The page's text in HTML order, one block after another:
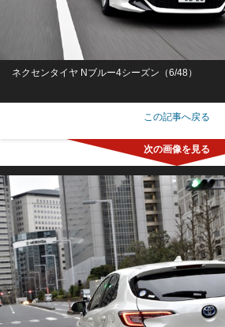
ネクセンタイヤ Nブルー4シーズン（6/48）
この記事へ戻る